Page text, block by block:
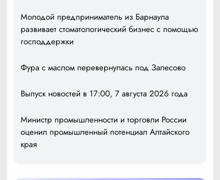
Молодой предприниматель из Барнаула
развивает стоматологический бизнес с помощью
господдержки
Фура с маслом перевернулась под Залесово
Выпуск новостей в 17:00, 7 августа 2026 года
Министр промышленности и торговли России
оценил промышленный потенциал Алтайского
края